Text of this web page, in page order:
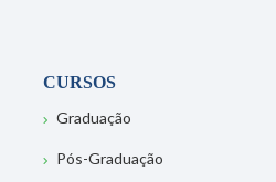
CURSOS
Graduação
Pós-Graduação